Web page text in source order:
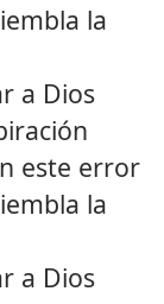
la
a Dios
este error
la
a Dios